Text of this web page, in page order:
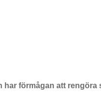
förmågan att rengöra